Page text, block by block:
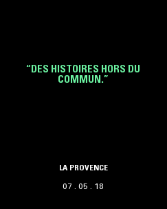
“DES HISTOIRES HORS DU
COMMUN.”
LA PROVENCE
07 . 05 . 18